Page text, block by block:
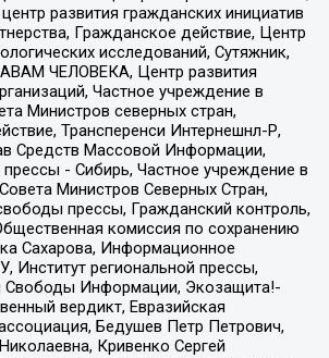
развития гражданских инициатив
Гражданское действие, Центр
исследований, Сутяжник,
ЧЕЛОВЕКА, Центр развития
Частное учреждение в
Министров северных стран,
Трансперенси Интернешнл-Р,
Средств Массовой Информации,
прессы - Сибирь, Частное учреждение в
Министров Северных Стран,
прессы, Гражданский контроль,
комиссия по сохранению
Сахарова, Информационное
Институт региональной прессы,
Свободы Информации, Экозащита!-
вердикт, Евразийская
Бедушев Петр Петрович,
Кривенко Сергей